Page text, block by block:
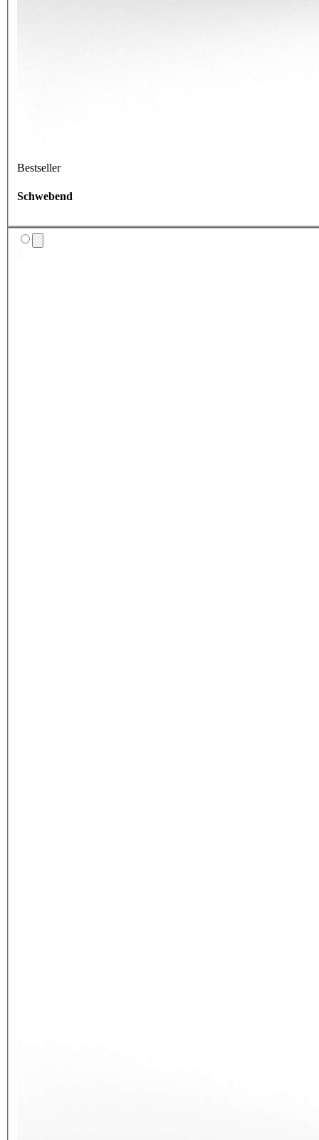
Bestseller
Schwebend